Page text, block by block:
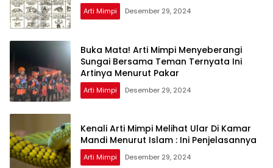
Arti Mimpi Desember 29, 2024
Buka Mata! Arti Mimpi Menyeberangi
Sungai Bersama Teman Ternyata Ini
Artinya Menurut Pakar
Arti Mimpi Desember 29, 2024
Kenali Arti Mimpi Melihat Ular Di Kamar
Mandi Menurut Islam : Ini Penjelasannya
Arti Mimpi Desember 29, 2024